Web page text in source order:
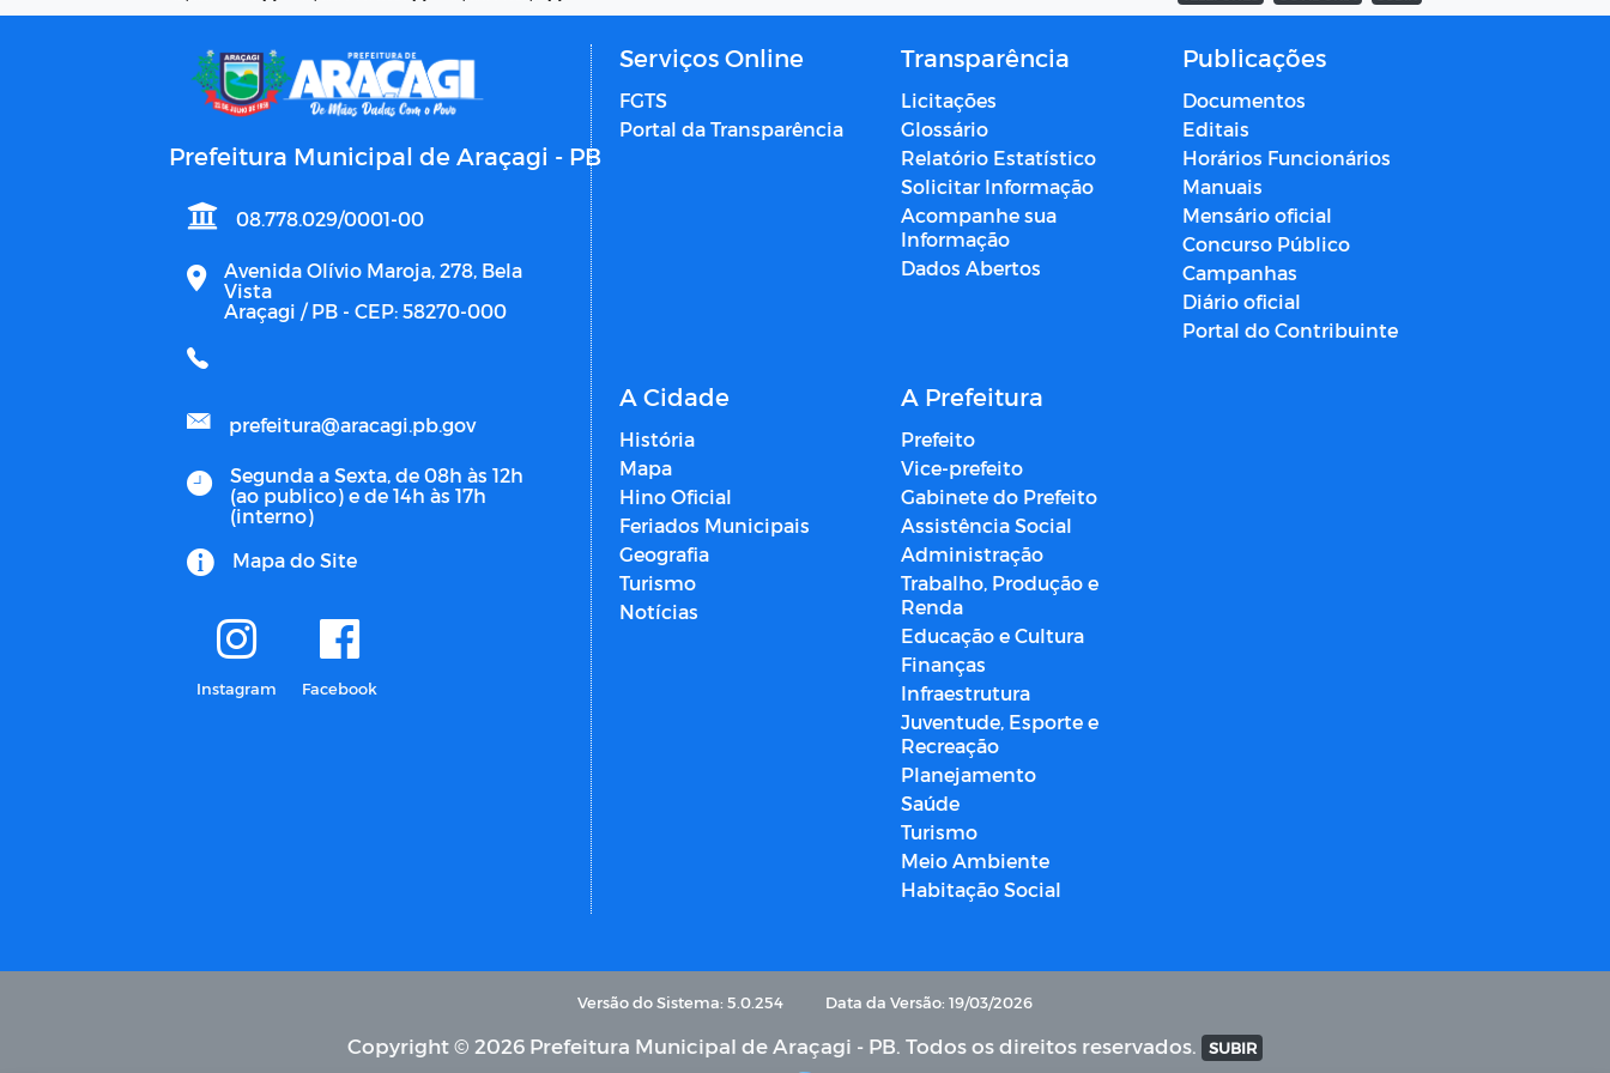
Prefeitura Municipal de Araçagi - PB
08.778.029/0001-00
Avenida Olívio Maroja, 278, Bela
Vista
Araçagi / PB - CEP: 58270-000
prefeitura@aracagi.pb.gov
Segunda a Sexta, de 08h às 12h
(ao publico) e de 14h às 17h
(interno)
Mapa do Site
Instagram Facebook
Serviços Online
FGTS
Portal da Transparência
Transparência
Licitações
Glossário
Relatório Estatístico
Solicitar Informação
Acompanhe sua
Informação
Dados Abertos
Publicações
Documentos
Editais
Horários Funcionários
Manuais
Mensário oficial
Concurso Público
Campanhas
Diário oficial
Portal do Contribuinte
A Cidade
História
Mapa
Hino Oficial
Feriados Municipais
Geografia
Turismo
Notícias
A Prefeitura
Prefeito
Vice-prefeito
Gabinete do Prefeito
Assistência Social
Administração
Trabalho, Produção e
Renda
Educação e Cultura
Finanças
Infraestrutura
Juventude, Esporte e
Recreação
Planejamento
Saúde
Turismo
Meio Ambiente
Habitação Social
Versão do Sistema: 5.0.254 Data da Versão: 19/03/2026
Copyright © 2026 Prefeitura Municipal de Araçagi - PB. Todos os direitos reservados. SUBIR